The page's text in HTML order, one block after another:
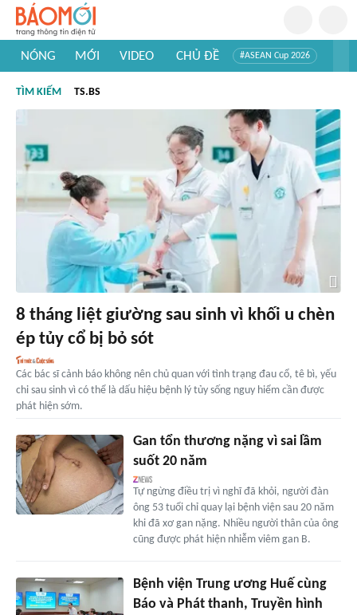
NÓNG MỚI VIDEO CHỦ ĐỀ #ASEAN Cup 2026
#Khám phá thế giới
TÌM KIẾM TS.BS
8 tháng liệt giường sau sinh vì khối u chèn
ép tủy cổ bị bỏ sót
Các bác sĩ cảnh báo không nên chủ quan với tình trạng đau cổ, tê bì, yếu
chi sau sinh vì có thể là dấu hiệu bệnh lý tủy sống nguy hiểm cần được
phát hiện sớm.
Gan tổn thương nặng vì sai lầm
suốt 20 năm
Tự ngừng điều trị vì nghĩ đã khỏi, người đàn
ông 53 tuổi chỉ quay lại bệnh viện sau 20 năm
khi đã xơ gan nặng. Nhiều người thân của ông
cũng được phát hiện nhiễm viêm gan B.
Bệnh viện Trung ương Huế cùng
Báo và Phát thanh, Truyền hình